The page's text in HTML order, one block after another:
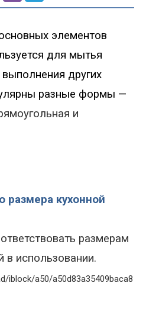
элементов
для мытья
других
разные формы —
и
размера кухонной
размерам
в использовании.